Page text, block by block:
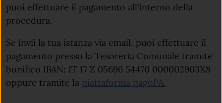
puoi effettuare il pagamento all'interno della
procedura.
Se invii la tua istanza via email, puoi effettuare il
pagamento presso la Tesoreria Comunale tramite
bonifico IBAN: IT 17 Z 05696 54470 000002903X8
oppure tramite la piattaforma pagoPA.